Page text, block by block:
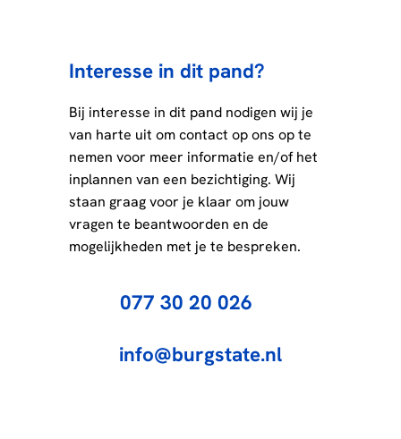
Interesse in dit pand?
Bij interesse in dit pand nodigen wij je
van harte uit om contact op ons op te
nemen voor meer informatie en/of het
inplannen van een bezichtiging. Wij
staan graag voor je klaar om jouw
vragen te beantwoorden en de
mogelijkheden met je te bespreken.
077 30 20 026
info@burgstate.nl